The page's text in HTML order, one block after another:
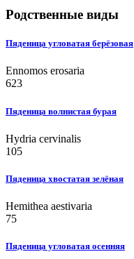
Родственные виды
Пяденица угловатая берёзовая
Ennomos erosaria
623
Пяденица волнистая бурая
Hydria cervinalis
105
Пяденица хвостатая зелёная
Hemithea aestivaria
75
Пяденица угловатая осенняя